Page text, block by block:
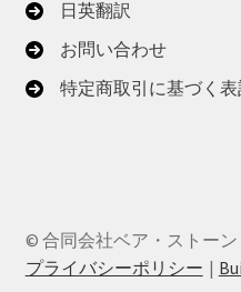
日英翻訳
お問い合わせ
特定商取引に基づく
© 合同会社ベア・ストーン
プライバシーポリシー